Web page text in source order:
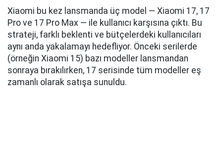
Xiaomi bu kez lansmanda üç model — Xiaomi 17, 17
Pro ve 17 Pro Max — ile kullanıcı karşısına çıktı. Bu
strateji, farklı beklenti ve bütçelerdeki kullanıcıları
aynı anda yakalamayı hedefliyor. Önceki serilerde
(örneğin Xiaomi 15) bazı modeller lansmandan
sonraya bırakılırken, 17 serisinde tüm modeller eş
zamanlı olarak satışa sunuldu.